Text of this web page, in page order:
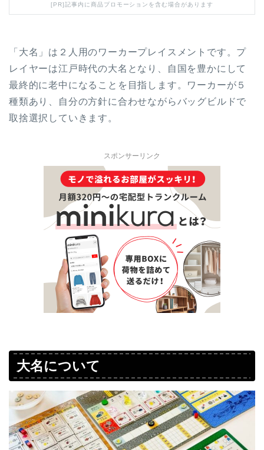
[PR]記事内に商品プロモーションを含む場合があります
「大名」は２人用のワーカープレイスメントです。プ
レイヤーは江戸時代の大名となり、自国を豊かにして
最終的に老中になることを目指します。ワーカーが５
種類あり、自分の方針に合わせながらバッグビルドで
取捨選択していきます。
スポンサーリンク
大名について